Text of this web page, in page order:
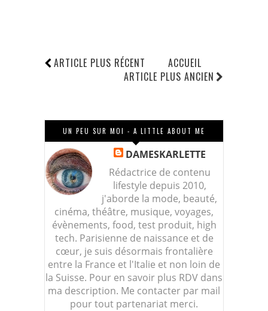
ARTICLE PLUS RÉCENT
ARTICLE PLUS ANCIEN
ACCUEIL
UN PEU SUR MOI - A LITTLE ABOUT ME
DAMESKARLETTE
Rédactrice de contenu
lifestyle depuis 2010,
j'aborde la mode, beauté,
cinéma, théâtre, musique, voyages,
évènements, food, test produit, high
tech. Parisienne de naissance et de
cœur, je suis désormais frontalière
entre la France et l'Italie et non loin de
la Suisse. Pour en savoir plus RDV dans
ma description. Me contacter par mail
pour tout partenariat merci.